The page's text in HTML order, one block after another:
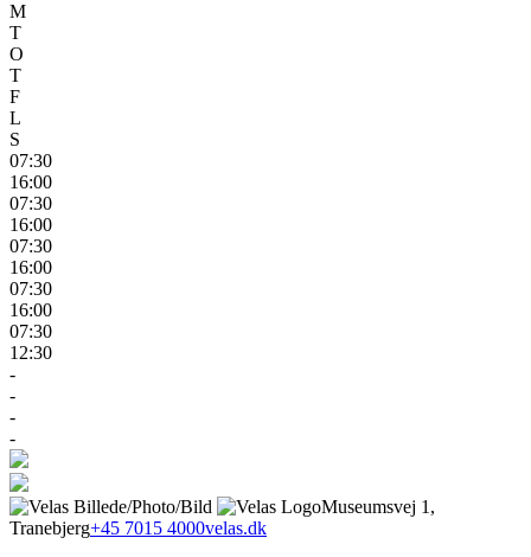
M
T
O
T
F
L
S
07:30
16:00
07:30
16:00
07:30
16:00
07:30
16:00
07:30
12:30
-
-
-
-
Museumsvej 1,
Tranebjerg+45 7015 4000velas.dk